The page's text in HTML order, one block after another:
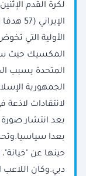
لكرة القدم
الأولية التي
المكسيك حيث
المتحدة بسبب
الجمهورية
لانتقادات
بعد انتشار
بعدا
حينها عن